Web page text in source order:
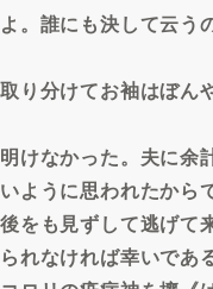
。誰にも決して云
り分けてお袖はぼん
けなかった。夫に余
ように思われたか
をも見ずして逃げて
れなければ幸いであ